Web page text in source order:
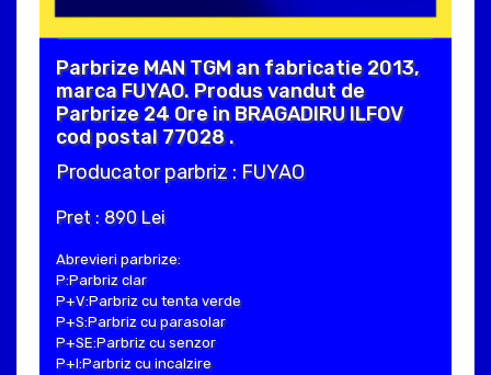
Parbrize MAN TGM an fabricatie 2013,
marca FUYAO. Produs vandut de
Parbrize 24 Ore in BRAGADIRU ILFOV
cod postal 77028 .
Producator parbriz : FUYAO
Pret : 890 Lei
Abrevieri parbrize:
P:Parbriz clar
P+V:Parbriz cu tenta verde
P+S:Parbriz cu parasolar
P+SE:Parbriz cu senzor
P+I:Parbriz cu incalzire